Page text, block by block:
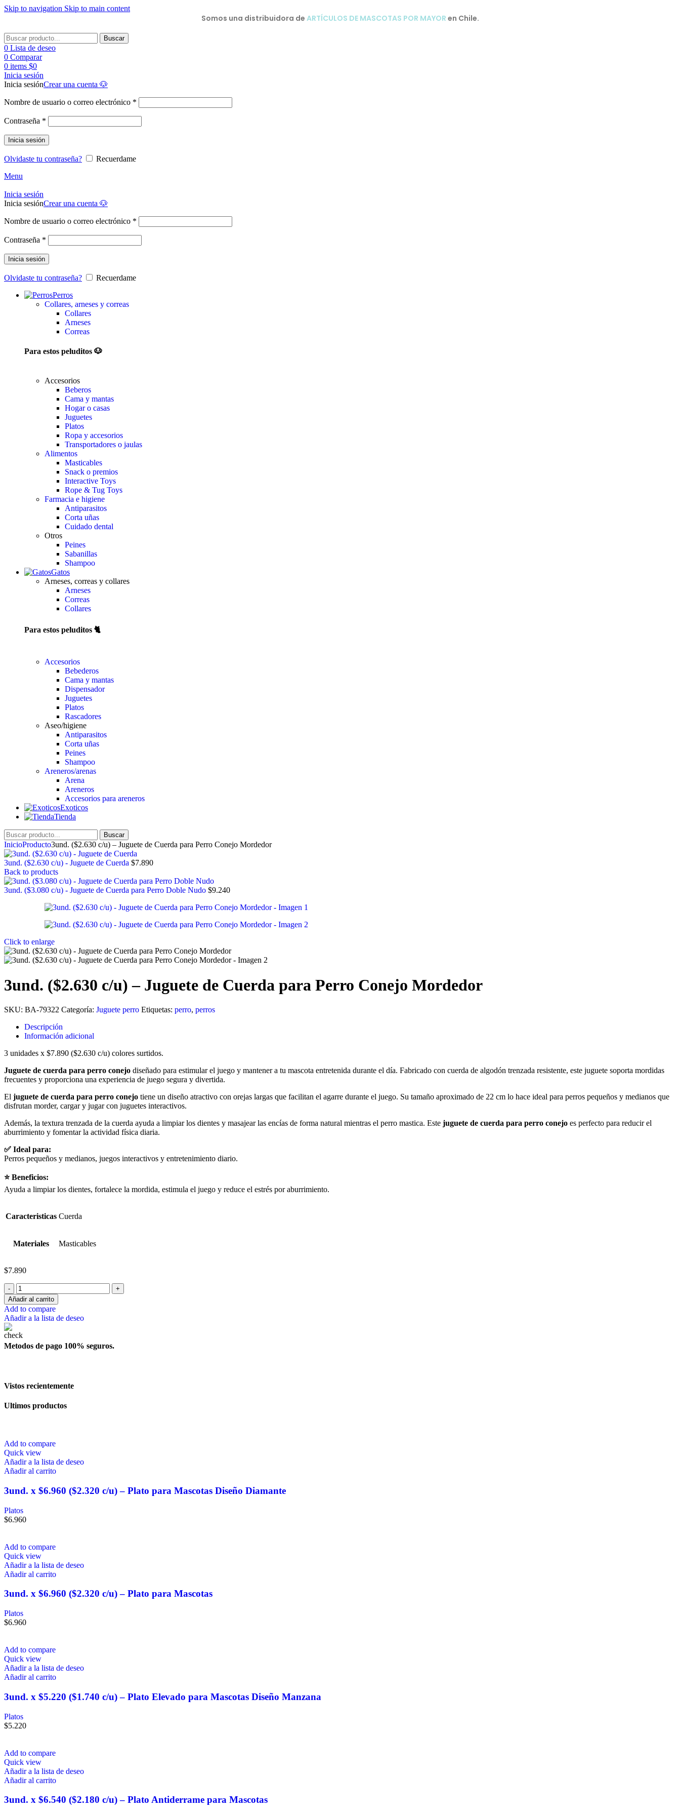
Skip to navigation Skip to main content
Somos una distribuidora de ARTÍCULOS DE MASCOTAS POR MAYOR en Chile.
Buscar
0 Lista de deseo
0 Comparar
0 items $0
Inicia sesión
Inicia sesiónCrear una cuenta 🐶
Nombre de usuario o correo electrónico *
Contraseña *
Inicia sesión
Olvidaste tu contraseña?
Recuerdame
Menu
Inicia sesión
Inicia sesiónCrear una cuenta 🐶
Nombre de usuario o correo electrónico *
Contraseña *
Inicia sesión
Olvidaste tu contraseña?
Recuerdame
Perros
Collares, arneses y correas
Collares
Arneses
Correas
Para estos peluditos 🐶
Accesorios
Beberos
Cama y mantas
Hogar o casas
Juguetes
Platos
Ropa y accesorios
Transportadores o jaulas
Alimentos
Masticables
Snack o premios
Interactive Toys
Rope & Tug Toys
Farmacia e higiene
Antiparasitos
Corta uñas
Cuidado dental
Otros
Peines
Sabanillas
Shampoo
Gatos
Arneses, correas y collares
Arneses
Correas
Collares
Para estos peluditos 🐈
Accesorios
Bebederos
Cama y mantas
Dispensador
Juguetes
Platos
Rascadores
Aseo/higiene
Antiparasitos
Corta uñas
Peines
Shampoo
Areneros/arenas
Arena
Areneros
Accesorios para areneros
Exoticos
Tienda
Buscar
InicioProducto3und. ($2.630 c/u) – Juguete de Cuerda para Perro Conejo Mordedor
3und. ($2.630 c/u) - Juguete de Cuerda $7.890
Back to products
3und. ($3.080 c/u) - Juguete de Cuerda para Perro Doble Nudo $9.240
Click to enlarge
3und. ($2.630 c/u) – Juguete de Cuerda para Perro Conejo Mordedor
SKU: BA-79322 Categoría: Juguete perro Etiquetas: perro, perros
Descripción
Información adicional
3 unidades x $7.890 ($2.630 c/u) colores surtidos.
Juguete de cuerda para perro conejo diseñado para estimular el juego y mantener a tu mascota entretenida durante el día. Fabricado con cuerda de algodón trenzada resistente, este juguete soporta mordidas
frecuentes y proporciona una experiencia de juego segura y divertida.
El juguete de cuerda para perro conejo tiene un diseño atractivo con orejas largas que facilitan el agarre durante el juego. Su tamaño aproximado de 22 cm lo hace ideal para perros pequeños y medianos que
disfrutan morder, cargar y jugar con juguetes interactivos.
Además, la textura trenzada de la cuerda ayuda a limpiar los dientes y masajear las encías de forma natural mientras el perro mastica. Este juguete de cuerda para perro conejo es perfecto para reducir el
aburrimiento y fomentar la actividad física diaria.
✅ Ideal para:
Perros pequeños y medianos, juegos interactivos y entretenimiento diario.
⭐ Beneficios:
Ayuda a limpiar los dientes, fortalece la mordida, estimula el juego y reduce el estrés por aburrimiento.
Caracteristicas Cuerda
Materiales Masticables
$7.890
Añadir al carrito
Add to compare
Añadir a la lista de deseo
Metodos de pago 100% seguros.
Vistos recientemente
Ultimos productos
Add to compare
Quick view
Añadir a la lista de deseo
Añadir al carrito
3und. x $6.960 ($2.320 c/u) – Plato para Mascotas Diseño Diamante
Platos
$6.960
Add to compare
Quick view
Añadir a la lista de deseo
Añadir al carrito
3und. x $6.960 ($2.320 c/u) – Plato para Mascotas
Platos
$6.960
Add to compare
Quick view
Añadir a la lista de deseo
Añadir al carrito
3und. x $5.220 ($1.740 c/u) – Plato Elevado para Mascotas Diseño Manzana
Platos
$5.220
Add to compare
Quick view
Añadir a la lista de deseo
Añadir al carrito
3und. x $6.540 ($2.180 c/u) – Plato Antiderrame para Mascotas